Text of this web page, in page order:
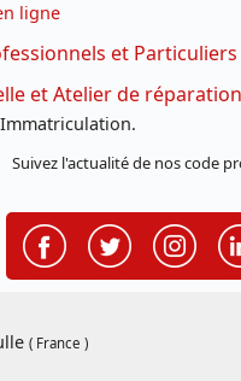
ligne
et Particuliers
et Atelier de
Suivez l'actualité de nos code
( France )